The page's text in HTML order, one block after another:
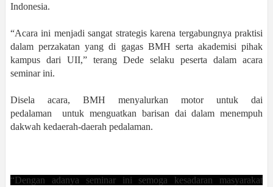
Indonesia.
“Acara ini menjadi sangat strategis karena tergabungnya praktisi
dalam perzakatan yang di gagas BMH serta akademisi pihak
kampus dari UII,” terang Dede selaku peserta dalam acara
seminar ini.
Disela acara, BMH menyalurkan motor untuk dai
pedalaman untuk menguatkan barisan dai dalam menempuh
dakwah kedaerah-daerah pedalaman.
“Dengan adanya seminar ini semoga kesadaran masyarakat